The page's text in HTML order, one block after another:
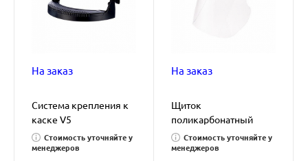
На заказ
Система крепления к
каске V5
Стоимость уточняйте у
менеджеров
На заказ
Щиток
поликарбонатный
V4KK прозрачный, 10
штук в упаковке
Стоимость уточняйте у
менеджеров